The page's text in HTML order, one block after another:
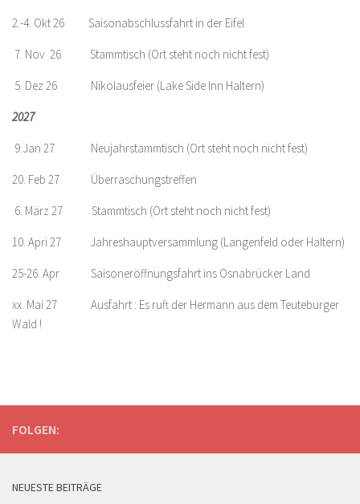
2.-4. Okt 26 Saisonabschlussfahrt in der Eifel
7. Nov 26 Stammtisch (Ort steht noch nicht fest)
5. Dez 26 Nikolausfeier (Lake Side Inn Haltern)
2027
9.Jan 27 Neujahrstammtisch (Ort steht noch nicht fest)
20. Feb 27 Überraschungstreffen
6. März 27 Stammtisch (Ort steht noch nicht fest)
10. Apri 27 Jahreshauptversammlung (Langenfeld oder Haltern)
25-26. Apr Saisoneröffnungsfahrt ins Osnabrücker Land
xx. Mai 27 Ausfahrt : Es ruft der Hermann aus dem Teuteburger
Wald !
FOLGEN:
NEUESTE BEITRÄGE